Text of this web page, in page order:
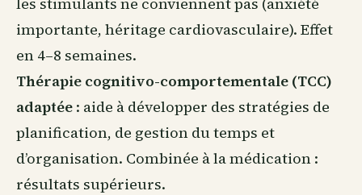
importante, héritage cardiovasculaire). Effet
en 4–8 semaines.
Thérapie cognitivo-comportementale (TCC)
adaptée : aide à développer des stratégies de
planification, de gestion du temps et
d’organisation. Combinée à la médication :
résultats supérieurs.